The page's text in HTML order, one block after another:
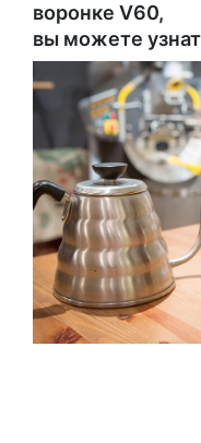
воронке V60,
вы можете